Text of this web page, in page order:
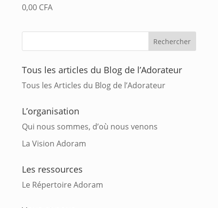
0,00 CFA
Tous les articles du Blog de l’Adorateur
Tous les Articles du Blog de l’Adorateur
L’organisation
Qui nous sommes, d’où nous venons
La Vision Adoram
Les ressources
Le Répertoire Adoram